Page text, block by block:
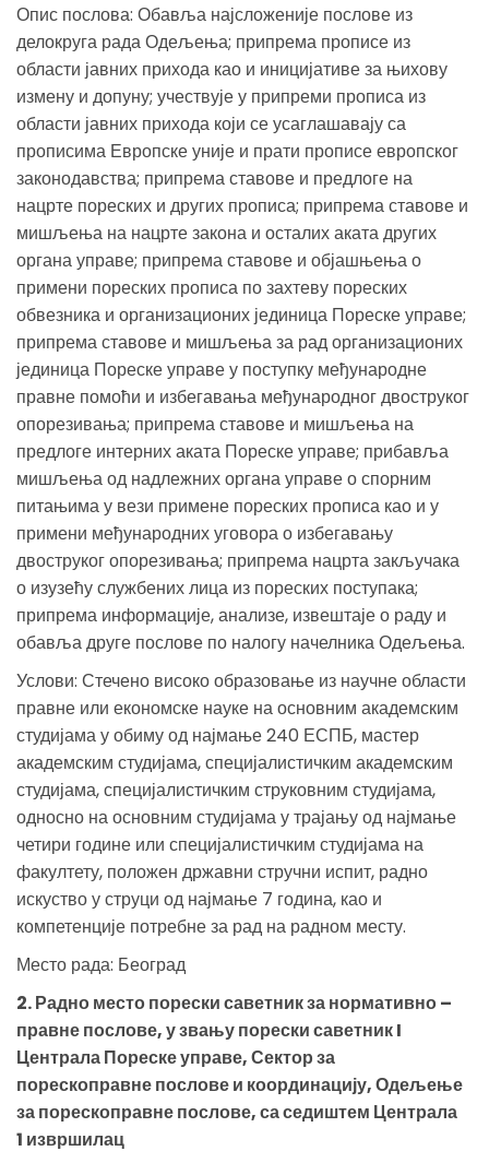
Опис послова: Обавља најсложеније послове из
делокруга рада Одељења; припрема прописе из
области јавних прихода као и иницијативе за њихову
измену и допуну; учествује у припреми прописа из
области јавних прихода који се усаглашавају са
прописима Европске уније и прати прописе европског
законодавства; припрема ставове и предлоге на
нацрте пореских и других прописа; припрема ставове и
мишљења на нацрте закона и осталих аката других
органа управе; припрема ставове и објашњења о
примени пореских прописа по захтеву пореских
обвезника и организационих јединица Пореске управе;
припрема ставове и мишљења за рад организационих
јединица Пореске управе у поступку међународне
правне помоћи и избегавања међународног двоструког
опорезивања; припрема ставове и мишљења на
предлоге интерних аката Пореске управе; прибавља
мишљења од надлежних органа управе о спорним
питањима у вези примене пореских прописа као и у
примени међународних уговора о избегавању
двоструког опорезивања; припрема нацрта закључака
о изузећу службених лица из пореских поступака;
припрема информације, анализе, извештаје о раду и
обавља друге послове по налогу начелника Одељења.
Услови: Стечено високо образовање из научне области
правне или економске науке на основним академским
студијама у обиму од најмање 240 ЕСПБ, мастер
академским студијама, специјалистичким академским
студијама, специјалистичким струковним студијама,
односно на основним студијама у трајању од најмање
четири године или специјалистичким студијама на
факултету, положен државни стручни испит, радно
искуство у струци од најмање 7 година, као и
компетенције потребне за рад на радном месту.
Место рада: Београд
2. Радно место порески саветник за нормативно –
правне послове, у звању порески саветник I
Централа Пореске управе, Сектор за
порескоправне послове и координацију, Одељење
за порескоправне послове, са седиштем Централа
1 извршилац